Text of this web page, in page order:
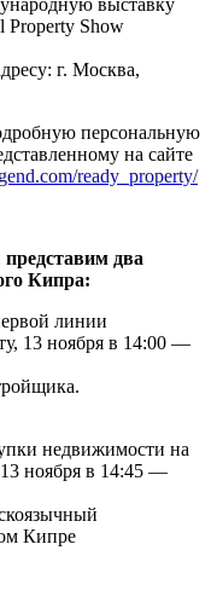
Show
г. Москва,
персональную
на сайте
ready_property/
два
Кипра:
линии
13 ноября в 14:00 —
недвижимости на
ноября в 14:45 —
Кипре